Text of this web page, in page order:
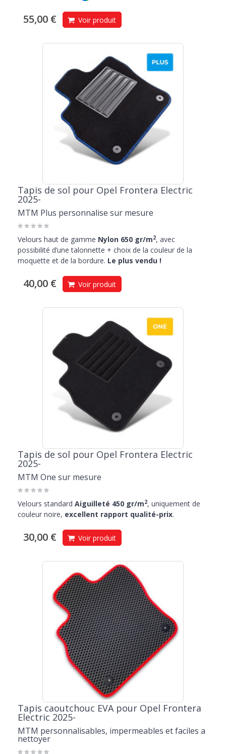
55,00 € Voir produit
Tapis de sol pour Opel Frontera Electric
2025-
MTM Plus personnalise sur mesure
Velours haut de gamme Nylon 650 gr/m2, avec
possibilité d’une talonnette + choix de la couleur de la
moquette et de la bordure. Le plus vendu !
40,00 € Voir produit
Tapis de sol pour Opel Frontera Electric
2025-
MTM One sur mesure
Velours standard Aiguilleté 450 gr/m2, uniquement de
couleur noire, excellent rapport qualité-prix.
30,00 € Voir produit
Tapis caoutchouc EVA pour Opel Frontera
Electric 2025-
MTM personnalisables, impermeables et faciles a
nettoyer